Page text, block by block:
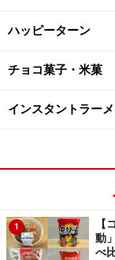
っと面倒なので
ですね。最初は
ムをのせて、最
ろな食べ方が味
ハッピーターン
チョコ菓子・米菓
インスタントラー
1
【
動
べ